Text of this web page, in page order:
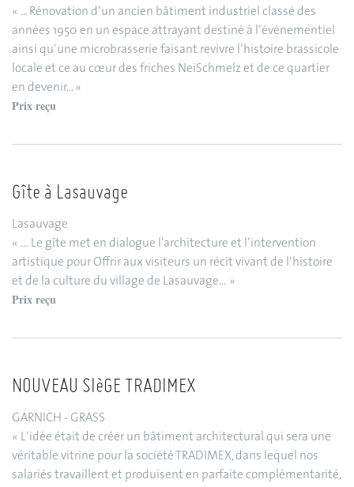
« ... Rénovation d’un ancien bâtiment industriel classé des
années 1950 en un espace attrayant destiné à l’événementiel
ainsi qu’une microbrasserie faisant revivre l’histoire brassicole
locale et ce au cœur des friches NeiSchmelz et de ce quartier
en devenir... »
Prix reçu
Gîte à Lasauvage
Lasauvage
« … Le gîte met en dialogue l’architecture et l’intervention
artistique pour Offrir aux visiteurs un récit vivant de l’histoire
et de la culture du village de Lasauvage… »
Prix reçu
NOUVEAU SIèGE TRADIMEX
GARNICH - GRASS
« L’idée était de créer un bâtiment architectural qui sera une
véritable vitrine pour la société TRADIMEX, dans lequel nos
salariés travaillent et produisent en parfaite complémentarité,